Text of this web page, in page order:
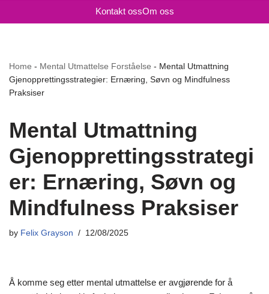
Kontakt ossOm oss
Home - Mental Utmattelse Forståelse - Mental Utmattning
Gjenopprettingsstrategier: Ernæring, Søvn og Mindfulness
Praksiser
Mental Utmattning
Gjenopprettingsstrategi
er: Ernæring, Søvn og
Mindfulness Praksiser
by Felix Grayson 12/08/2025
Å komme seg etter mental utmattelse er avgjørende for å